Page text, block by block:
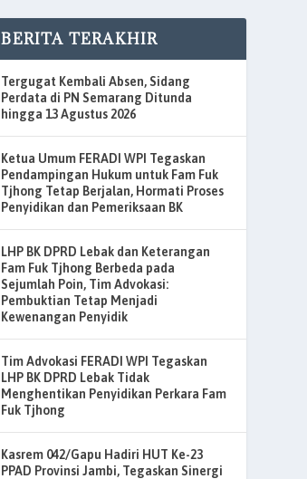
BERITA TERAKHIR
Tergugat Kembali Absen, Sidang
Perdata di PN Semarang Ditunda
hingga 13 Agustus 2026
Ketua Umum FERADI WPI Tegaskan
Pendampingan Hukum untuk Fam Fuk
Tjhong Tetap Berjalan, Hormati Proses
Penyidikan dan Pemeriksaan BK
LHP BK DPRD Lebak dan Keterangan
Fam Fuk Tjhong Berbeda pada
Sejumlah Poin, Tim Advokasi:
Pembuktian Tetap Menjadi
Kewenangan Penyidik
Tim Advokasi FERADI WPI Tegaskan
LHP BK DPRD Lebak Tidak
Menghentikan Penyidikan Perkara Fam
Fuk Tjhong
Kasrem 042/Gapu Hadiri HUT Ke-23
PPAD Provinsi Jambi, Tegaskan Sinergi